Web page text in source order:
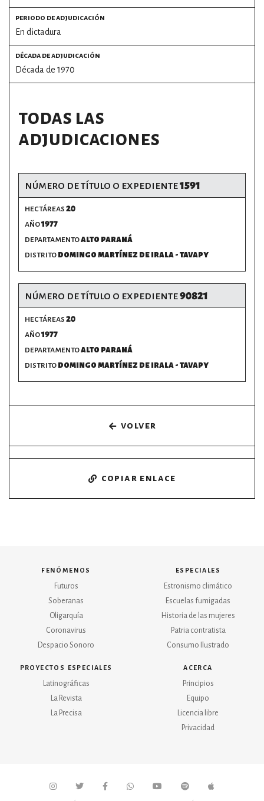
scrolls
chequeo
descargables
el surti
acerca
blog
contacto
periodo de adjudicación
En dictadura
década de adjudicación
Década de 1970
todas las
adjudicaciones
número de título o expediente1591
hectáreas20
año1977
departamentoalto paraná
distritodomingo martínez de irala - tavapy
número de título o expediente90821
hectáreas20
año1977
departamentoalto paraná
distritodomingo martínez de irala - tavapy
volver
copiar enlace
fenómenos
Futuros
Soberanas
Oligarquía
Coronavirus
Despacio Sonoro
especiales
Estronismo climático
Escuelas fumigadas
Historia de las mujeres
Patria contratista
Consumo Ilustrado
proyectos especiales
Latinográficas
La Revista
La Precisa
acerca
Principios
Equipo
Licencia libre
Privacidad